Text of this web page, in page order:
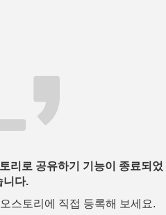
리로 공유하기 기능이 종료되었
니다.
스토리에 직접 등록해 보세요.